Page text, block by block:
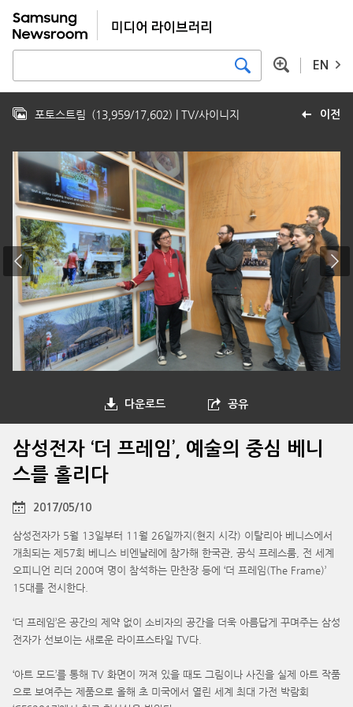
EN
이전
포토스트림 (13,959/17,602) | TV/사이니지
다운로드 공유
삼성전자 ‘더 프레임’, 예술의 중심 베니
스를 홀리다
2017/05/10
삼성전자가 5월 13일부터 11월 26일까지(현지 시각) 이탈리아 베니스에서
개최되는 제57회 베니스 비엔날레에 참가해 한국관, 공식 프레스룸, 전 세계
오피니언 리더 200여 명이 참석하는 만찬장 등에 ‘더 프레임(The Frame)’
15대를 전시한다.
‘더 프레임’은 공간의 제약 없이 소비자의 공간을 더욱 아름답게 꾸며주는 삼성
전자가 선보이는 새로운 라이프스타일 TV다.
‘아트 모드’를 통해 TV 화면이 꺼져 있을 때도 그림이나 사진을 실제 아트 작품
으로 보여주는 제품으로 올해 초 미국에서 열린 세계 최대 가전 박람회